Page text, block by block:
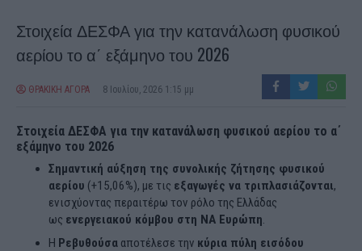
Στοιχεία ΔΕΣΦΑ για την κατανάλωση φυσικού
αερίου το α΄ εξάμηνο του 2026
ΘΡΑΚΙΚΗ ΑΓΟΡΑ 8 Ιουλίου, 2026 1:15 μμ
Στοιχεία ΔΕΣΦΑ για την κατανάλωση φυσικού αερίου το α΄
εξάμηνο του 2026
Σημαντική αύξηση της συνολικής ζήτησης φυσικού
αερίου (+15,06%), με τις εξαγωγές να τριπλασιάζονται,
ενισχύοντας περαιτέρω τον ρόλο της Ελλάδας
ως ενεργειακού κόμβου στη ΝΑ Ευρώπη.
Η Ρεβυθούσα αποτέλεσε την κύρια πύλη εισόδου